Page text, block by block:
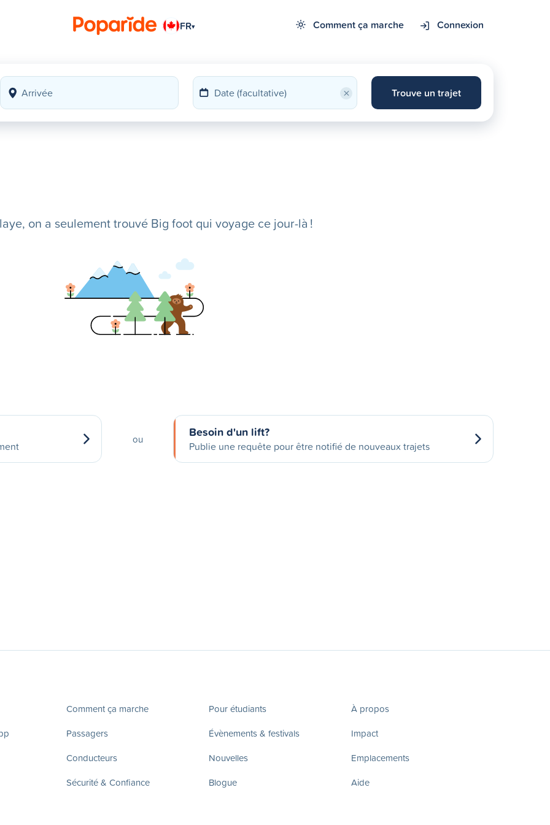
FR▾ Comment ça marche Connexion
× Trouve un trajet
on a seulement trouvé Big foot qui voyage ce jour-là !
ou Besoin d'un lift?
Publie une requête pour être notifié de nouveaux trajets
Comment ça marche
Passagers
Conducteurs
Sécurité & Confiance
Pour étudiants
Évènements & festivals
Nouvelles
Blogue
À propos
Impact
Emplacements
Aide